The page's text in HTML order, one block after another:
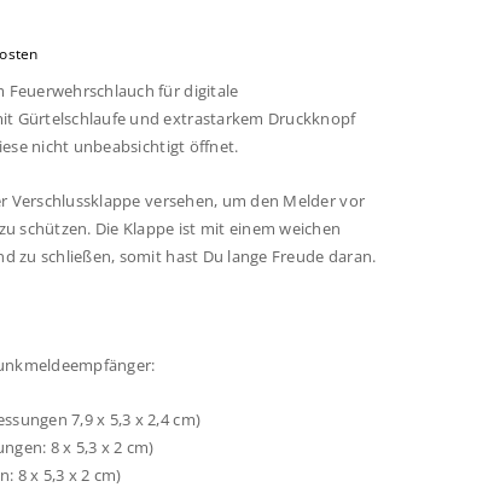
Feuerwehrschlauch für digitale
Gürtelschlaufe und extrastarkem Druckknopf
nicht unbeabsichtigt öffnet.
Verschlussklappe versehen, um den Melder vor
schützen. Die Klappe ist mit einem weichen
zu schließen, somit hast Du lange Freude daran.
7,9 x 5,3 x 2,4 cm)
8 x 5,3 x 2 cm)
8 x 5,3 x 2 cm)